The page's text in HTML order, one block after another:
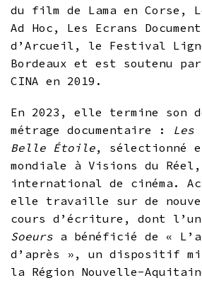
du film de Lama en Corse,
Ad Hoc, Les Ecrans
d’Arcueil, le Festival
Bordeaux et est soutenu
CINA en 2019.
En 2023, elle termine son
métrage documentaire : Les
Belle Étoile, sélectionné
mondiale à Visions du
international de cinéma.
elle travaille sur de
cours d’écriture, dont
Soeurs a bénéficié de «
d’après », un dispositif
la Région Nouvelle-